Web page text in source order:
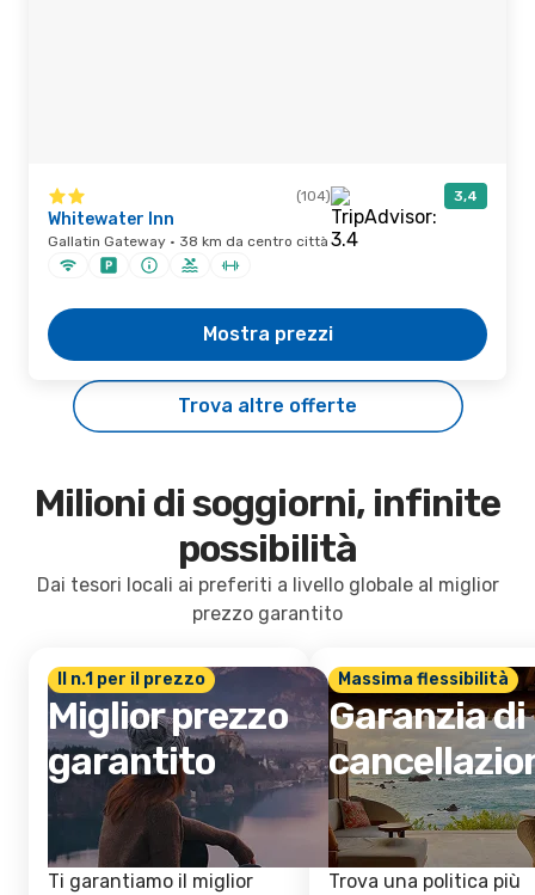
(104) 3,4
Whitewater Inn
Gallatin Gateway · 38 km da centro città
Mostra prezzi
Trova altre offerte
Milioni di soggiorni, infinite
possibilità
Dai tesori locali ai preferiti a livello globale al miglior
prezzo garantito
Il n.1 per il prezzo
Miglior prezzo
garantito
Ti garantiamo il miglior
Massima flessibilità
Garanzia di
Trova una politica più